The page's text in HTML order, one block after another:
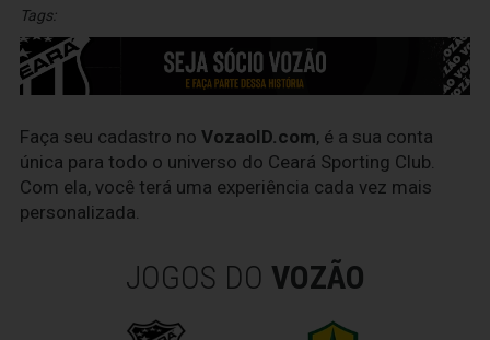
Tags:
Faça seu cadastro no VozaoID.com, é a sua conta
única para todo o universo do Ceará Sporting Club.
Com ela, você terá uma experiência cada vez mais
personalizada.
JOGOS DO VOZÃO